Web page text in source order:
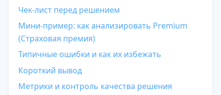
Блог
Вход в личный кабинет
Корпоративным клиентам
Чек-лист перед решением
Мини-пример: как анализировать Premium
(Страховая премия)
Типичные ошибки и как их избежать
Короткий вывод
Метрики и контроль качества решения